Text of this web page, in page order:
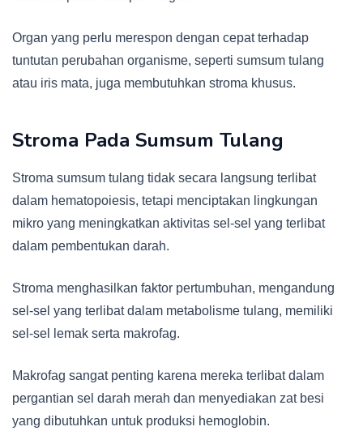
Organ yang perlu merespon dengan cepat terhadap
tuntutan perubahan organisme, seperti sumsum tulang
atau iris mata, juga membutuhkan stroma khusus.
Stroma Pada Sumsum Tulang
Stroma sumsum tulang tidak secara langsung terlibat
dalam hematopoiesis, tetapi menciptakan lingkungan
mikro yang meningkatkan aktivitas sel-sel yang terlibat
dalam pembentukan darah.
Stroma menghasilkan faktor pertumbuhan, mengandung
sel-sel yang terlibat dalam metabolisme tulang, memiliki
sel-sel lemak serta makrofag.
Makrofag sangat penting karena mereka terlibat dalam
pergantian sel darah merah dan menyediakan zat besi
yang dibutuhkan untuk produksi hemoglobin.